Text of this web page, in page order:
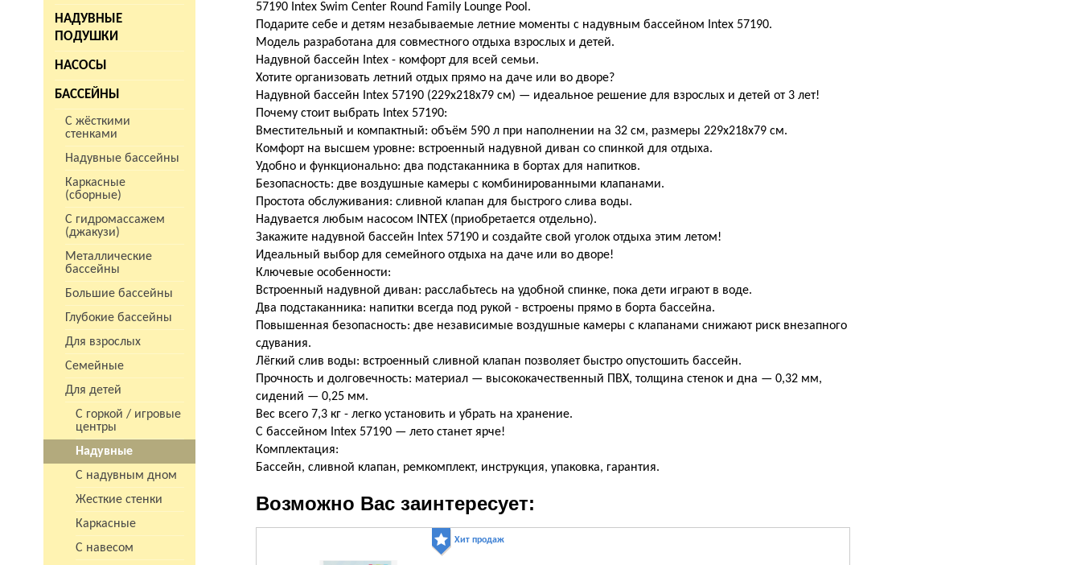
НАДУВНЫЕ
ПОДУШКИ
НАСОСЫ
БАССЕЙНЫ
С жёсткими
стенками
Надувные бассейны
Каркасные
(сборные)
С гидромассажем
(джакузи)
Металлические
бассейны
Большие бассейны
Глубокие бассейны
Для взрослых
Семейные
Для детей
С горкой / игровые
центры
Надувные
С надувным дном
Жесткие стенки
Каркасные
С навесом
57190 Intex Swim Center Round Family Lounge Pool.
Подарите себе и детям незабываемые летние моменты с надувным бассейном Intex 57190.
Модель разработана для совместного отдыха взрослых и детей.
Надувной бассейн Intex - комфорт для всей семьи.
Хотите организовать летний отдых прямо на даче или во дворе?
Надувной бассейн Intex 57190 (229х218х79 см) — идеальное решение для взрослых и детей от 3 лет!
Почему стоит выбрать Intex 57190:
Вместительный и компактный: объём 590 л при наполнении на 32 см, размеры 229х218х79 см.
Комфорт на высшем уровне: встроенный надувной диван со спинкой для отдыха.
Удобно и функционально: два подстаканника в бортах для напитков.
Безопасность: две воздушные камеры с комбинированными клапанами.
Простота обслуживания: сливной клапан для быстрого слива воды.
Надувается любым насосом INTEX (приобретается отдельно).
Закажите надувной бассейн Intex 57190 и создайте свой уголок отдыха этим летом!
Идеальный выбор для семейного отдыха на даче или во дворе!
Ключевые особенности:
Встроенный надувной диван: расслабьтесь на удобной спинке, пока дети играют в воде.
Два подстаканника: напитки всегда под рукой - встроены прямо в борта бассейна.
Повышенная безопасность: две независимые воздушные камеры с клапанами снижают риск внезапного
сдувания.
Лёгкий слив воды: встроенный сливной клапан позволяет быстро опустошить бассейн.
Прочность и долговечность: материал — высококачественный ПВХ, толщина стенок и дна — 0,32 мм,
сидений — 0,25 мм.
Вес всего 7,3 кг - легко установить и убрать на хранение.
С бассейном Intex 57190 — лето станет ярче!
Комплектация:
Бассейн, сливной клапан, ремкомплект, инструкция, упаковка, гарантия.
Возможно Вас заинтересует:
Хит продаж